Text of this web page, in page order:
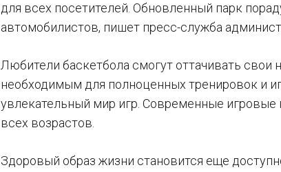
для всех посетителей. Обновленный парк
автомобилистов, пишет пресс-служба
Любители баскетбола смогут оттачивать
необходимым для полноценных тренировок и
увлекательный мир игр. Современные
всех возрастов.
Здоровый образ жизни становится еще